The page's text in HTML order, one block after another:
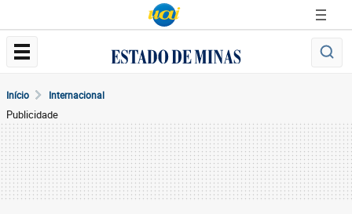
Início Internacional
Publicidade